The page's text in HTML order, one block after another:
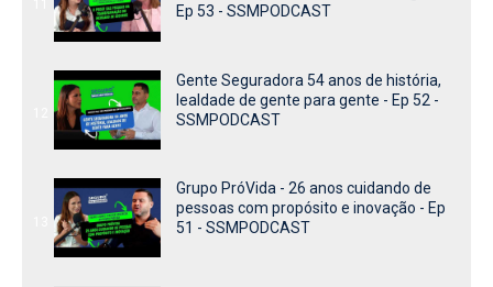
Ep 53 - SSMPODCAST
Gente Seguradora 54 anos de história,
lealdade de gente para gente - Ep 52 -
SSMPODCAST
Grupo PróVida - 26 anos cuidando de
pessoas com propósito e inovação - Ep
51 - SSMPODCAST